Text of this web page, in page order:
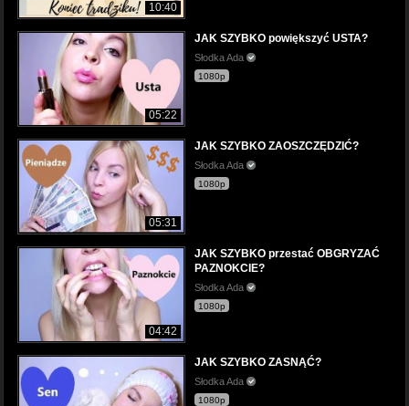
10:40
05:22
JAK SZYBKO powiększyć USTA?
Słodka Ada
1080p
05:31
JAK SZYBKO ZAOSZCZĘDZIĆ?
Słodka Ada
1080p
04:42
JAK SZYBKO przestać OBGRYZAĆ
PAZNOKCIE?
Słodka Ada
1080p
JAK SZYBKO ZASNĄĆ?
Słodka Ada
1080p